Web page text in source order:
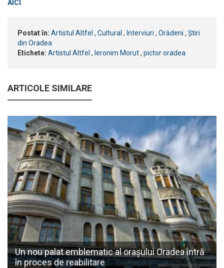
AICI
Postat în: Artistul Altfel , Cultural , Interviuri , Orădeni , Știri
din Oradea
Etichete: Artistul Altfel , Ieronim Morut, pictor oradea
ARTICOLE SIMILARE
Un nou palat emblematic al orașului Oradea intră
în proces de reabilitare